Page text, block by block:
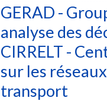
GERAD -
analyse des
CIRRELT -
sur les
transport